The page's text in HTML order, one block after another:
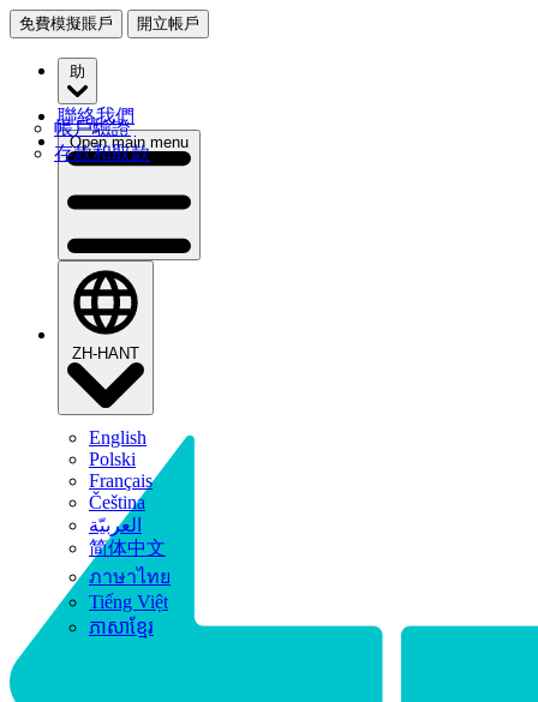
免費模擬賬戶 開立帳戶
助
帳戶驗證
存款和取款
聯絡我們
Open main menu
ZH-HANT
English
Polski
Français
Čeština
العربيّة
简体中文
ภาษาไทย
Tiếng Việt
ភាសាខ្មែរ